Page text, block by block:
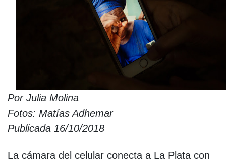
Por Julia Molina
Fotos: Matías Adhemar
Publicada 16/10/2018
La cámara del celular conecta a La Plata con